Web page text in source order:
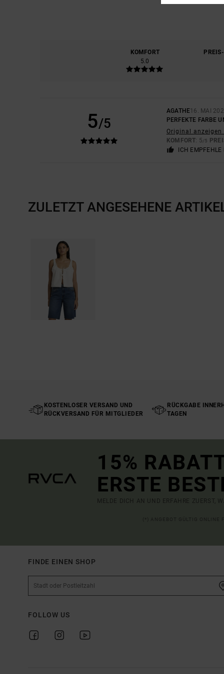
KOMFORT
5.0
5/5
AGATHE16. MAI
PERFEKTE FARBE
Original anzeigen
KOMFORT: 5/5
ICH EMPFEHLE
ZULETZT ANGESEHENE
KOSTENLOSER VERSAND UND
RÜCKVERSAND FÜR MITGLIEDER
RÜCKGABE
TAGEN
15%
ERSTE
MELDE DICH AN UND ERFAHRE ZUERST,
FINDE EINEN SHOP
FOLLOW US